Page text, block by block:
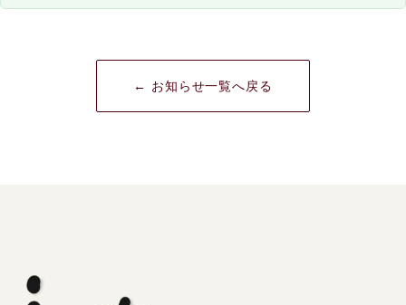
← お知らせ一覧へ戻る